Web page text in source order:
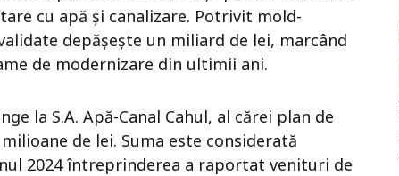
cu apă și canalizare. Potrivit mold-
depășește un miliard de lei, marcând
de modernizare din ultimii ani.
la S.A. Apă-Canal Cahul, al cărei plan de
de lei. Suma este considerată
2024 întreprinderea a raportat venituri de